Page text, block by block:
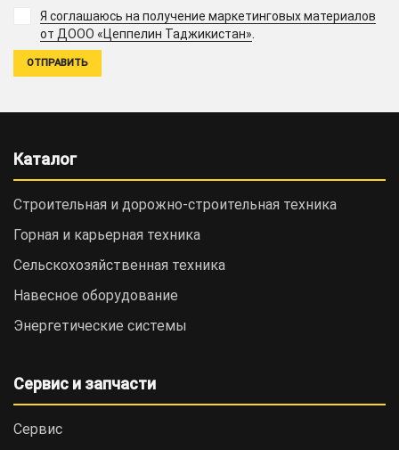
Я соглашаюсь на получение маркетинговых материалов
от ДООО «Цеппелин Таджикистан».
Каталог
Строительная и дорожно-cтроительная техника
Горная и карьерная техника
Сельскохозяйственная техника
Навесное оборудование
Энергетические системы
Сервис и запчасти
Сервис